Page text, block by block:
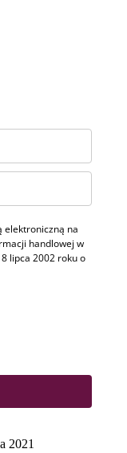
elektroniczną na
handlowej w
lipca 2002 roku o
2021